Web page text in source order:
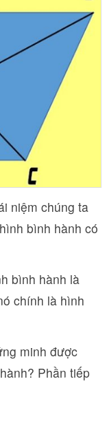
niệm chúng ta
bình hành có
bình hành là
chính là hình
minh được
Phần tiếp